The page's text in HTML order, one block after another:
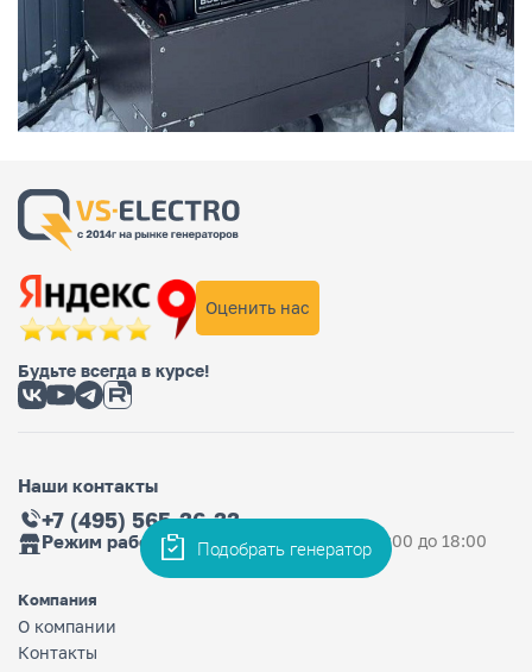
Оценить нас
Будьте всегда в курсе!
Наши контакты
+7 (495) 565-36-33
Режим работы магазина Ежедневно: с 9:00 до 18:00
Компания
О компании
Контакты
Подобрать генератор